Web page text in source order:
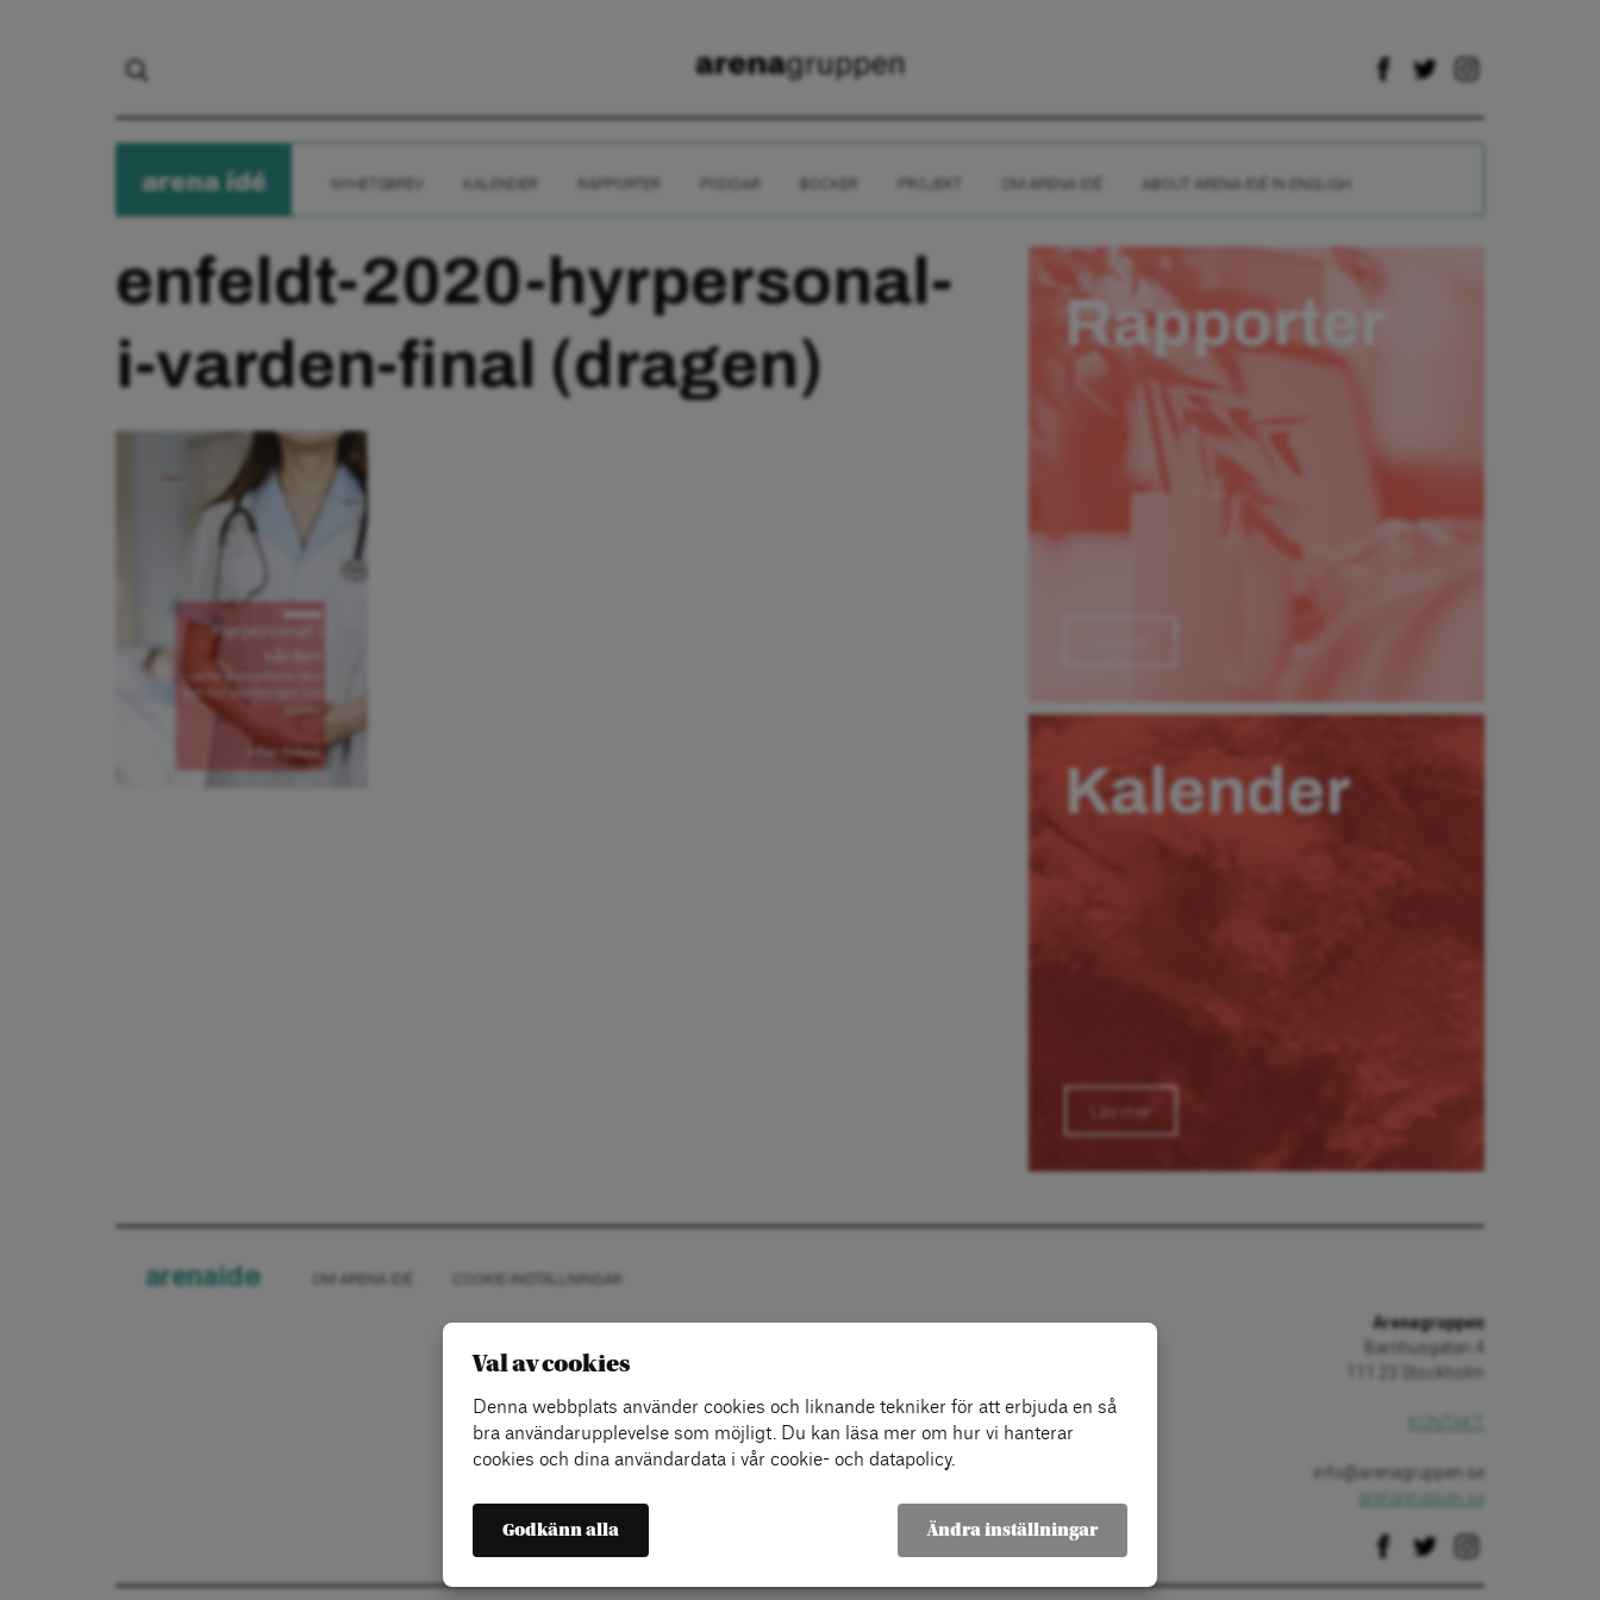
arenaide KALENDER RAPPORTER BÖCKER PROJEKT OM ARENA IDÉ ABOUT ARENA IDÉ IN ENGLISH
enfeldt-2020-hyrpersonal-
i-varden-final (dragen)
Rapporter
Kalender
Läs mer
arenaide OM ARENA IDÉ COOKIE-INSTÄLLNINGAR
Arenagruppen
Barnhusgatan 4
111 23 Stockholm
info@arenagruppen.se
arenagruppen.se
Val av cookies
Denna webbplats använder cookies och liknande tekniker för att erbjuda en så
bra användarupplevelse som möjligt. Du kan läsa mer om hur vi hanterar
cookies och dina användardata i vår cookie- och datapolicy.
Godkänn alla Ändra inställningar